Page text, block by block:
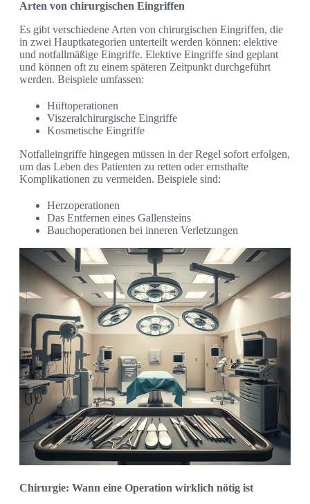
Arten von chirurgischen Eingriffen
Es gibt verschiedene Arten von chirurgischen Eingriffen, die
in zwei Hauptkategorien unterteilt werden können: elektive
und notfallmäßige Eingriffe. Elektive Eingriffe sind geplant
und können oft zu einem späteren Zeitpunkt durchgeführt
werden. Beispiele umfassen:
Hüftoperationen
Viszeralchirurgische Eingriffe
Kosmetische Eingriffe
Notfalleingriffe hingegen müssen in der Regel sofort erfolgen,
um das Leben des Patienten zu retten oder ernsthafte
Komplikationen zu vermeiden. Beispiele sind:
Herzoperationen
Das Entfernen eines Gallensteins
Bauchoperationen bei inneren Verletzungen
Chirurgie: Wann eine Operation wirklich nötig ist